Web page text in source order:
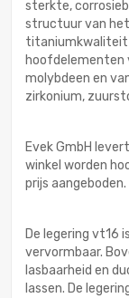
sterkte,
structuur van
titaniumkwaliteit
hoofdelementen
molybdeen en
zirkonium,
Evek GmbH
winkel worden
prijs aangeboden.
De legering vt16
vervormbaar.
lasbaarheid en
lassen. De